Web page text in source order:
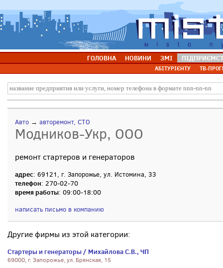
ГОЛОВНА НОВИНИ ЗМІ
АБІТУРІЄНТУ ТВ-
Авто → авторемонт, СТО
Модников-Укр, ООО
ремонт стартеров и генераторов
адрес: 69121, г. Запорожье, ул. Истомина, 33
телефон: 270-02-70
время работы: 09:00-18:00
написать письмо в компанию
Другие фирмы из этой категории:
Стартеры и генераторы / Михайлова С.В., ЧП
69000, г. Запорожье, ул. Брянская, 15